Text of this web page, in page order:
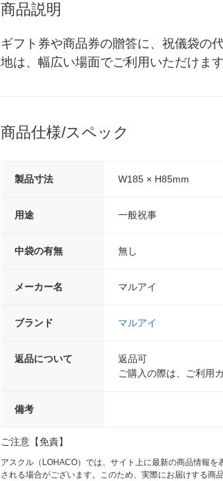
商品説明
ギフト券や商品券の贈答に、祝儀袋の
地は、幅広い場面でご利用いただけます
商品仕様/スペック
製品寸法 W185 × H85mm
用途 一般祝事
中袋の有無 無し
メーカー名 マルアイ
ブランド マルアイ
返品について
返品可
ご購入の際は、ご利用
備考
ご注意【免責】
アスクル（LOHACO）では、サイト上に最新の商品情報
される場合がございます。このため、実際にお届けする